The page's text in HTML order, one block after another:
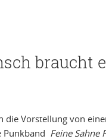
braucht
die Vorstellung von
Punkband Feine Sahne